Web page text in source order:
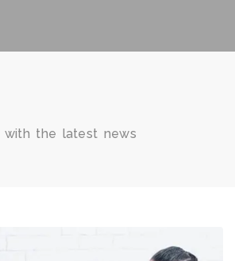
the latest news